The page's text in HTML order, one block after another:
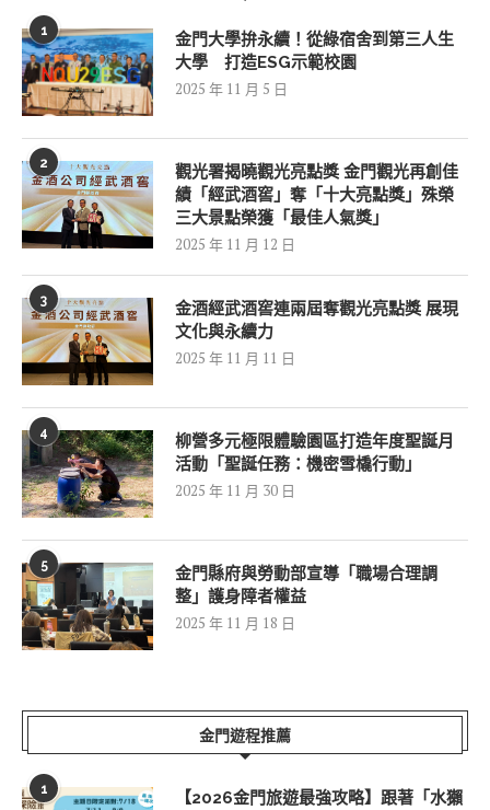
1
金門大學拚永續！從綠宿舍到第三人生
大學 打造ESG示範校園
2025 年 11 月 5 日
2
觀光署揭曉觀光亮點獎 金門觀光再創佳
績「經武酒窖」奪「十大亮點獎」殊榮
三大景點榮獲「最佳人氣獎」
2025 年 11 月 12 日
3
金酒經武酒窖連兩屆奪觀光亮點獎 展現
文化與永續力
2025 年 11 月 11 日
4
柳營多元極限體驗園區打造年度聖誕月
活動「聖誕任務：機密雪橇行動」
2025 年 11 月 30 日
5
金門縣府與勞動部宣導「職場合理調
整」護身障者權益
2025 年 11 月 18 日
金門遊程推薦
1
【2026金門旅遊最強攻略】跟著「水獺